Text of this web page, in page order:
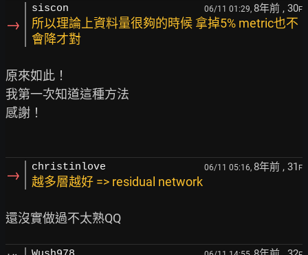
→
siscon 06/11 01:29, 8年前 , 30F
所以理論上資料量很夠的時候 拿掉5% metric也不
會降才對
原來如此！
我第一次知道這種方法
感謝！
→ christinlove 06/11 05:16, 8年前 , 31 F
越多層越好 => residual network